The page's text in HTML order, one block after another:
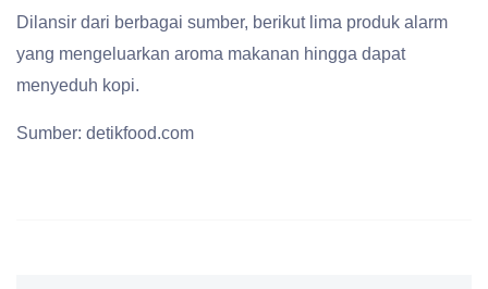
Dilansir dari berbagai sumber, berikut lima produk alarm
yang mengeluarkan aroma makanan hingga dapat
menyeduh kopi.
Sumber: detikfood.com